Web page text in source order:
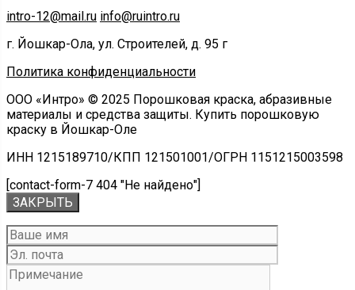
intro-12@mail.ru info@ruintro.ru
г. Йошкар-Ола, ул. Строителей, д. 95 г
Политика конфиденциальности
ООО «Интро» © 2025 Порошковая краска, абразивные
материалы и средства защиты. Купить порошковую
краску в Йошкар-Оле
ИНН 1215189710/КПП 121501001/ОГРН 1151215003598
[contact-form-7 404 "Не найдено"]
ЗАКРЫТЬ